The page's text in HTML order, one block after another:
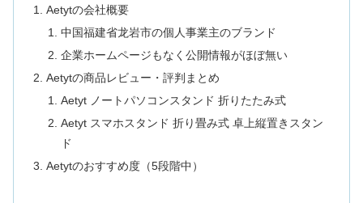
Aetytの会社概要
中国福建省龙岩市の個人事業主のブランド
企業ホームページもなく公開情報がほぼ無い
Aetytの商品レビュー・評判まとめ
Aetyt ノートパソコンスタンド 折りたたみ式
Aetyt スマホスタンド 折り畳み式 卓上縦置きスタン
ド
Aetytのおすすめ度（5段階中）